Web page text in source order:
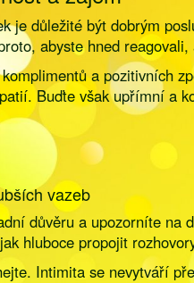
je důležité být dobrým
abyste hned
a pozitivních
Buďte však upřímní a
vazeb
důvěru a upozorníte
hluboce propojit
Intimita se nevytváří